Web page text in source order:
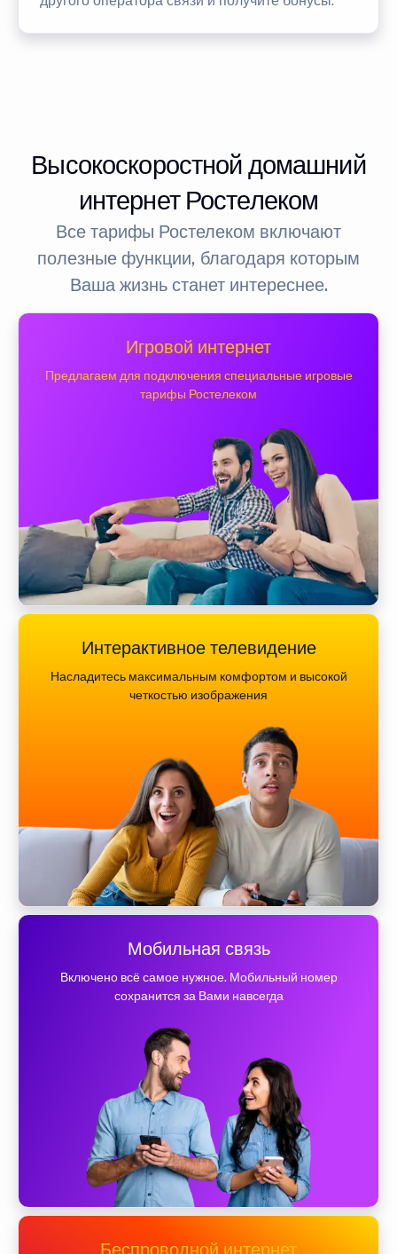
Высокоскоростной домашний
интернет Ростелеком
Все тарифы Ростелеком включают
полезные функции, благодаря которым
Ваша жизнь станет интереснее.
Игровой интернет
Предлагаем для подключения специальные игровые
тарифы Ростелеком
Интерактивное телевидение
Насладитесь максимальным комфортом и высокой
четкостью изображения
Мобильная связь
Включено всё самое нужное. Мобильный номер
сохранится за Вами навсегда
Беспроводной интернет